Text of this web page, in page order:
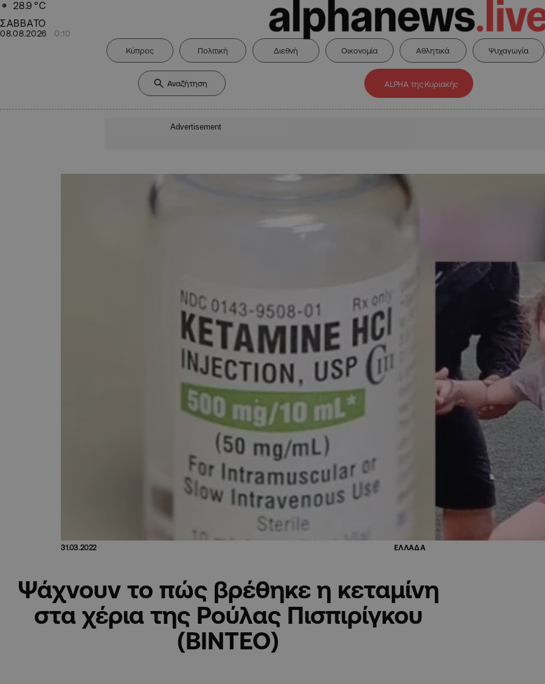
28.9 °C
ΣΑΒΒΑΤΟ
08.08.2026 0:10
Κύπρος Πολιτική Διεθνή Οικονομία Αθλητικά Ψυχαγωγία
ALPHA της Κυριακής
Advertisement
31.03.2022 ΕΛΛΑΔΑ
Ψάχνουν το πώς βρέθηκε η κεταμίνη
στα χέρια της Ρούλας Πισπιρίγκου
(BINTEO)